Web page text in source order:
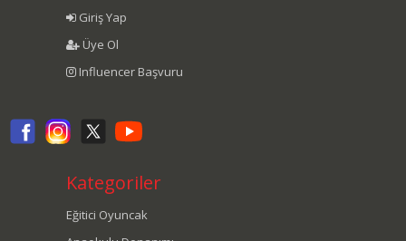
Giriş Yap
Üye Ol
Influencer Başvuru
Kategoriler
Eğitici Oyuncak